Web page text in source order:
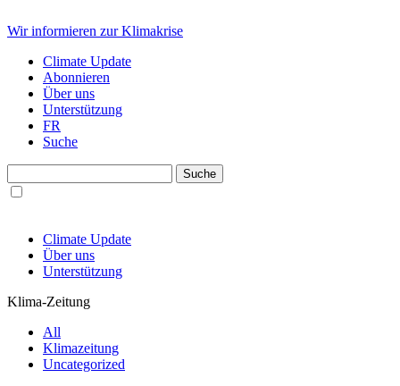
Wir informieren zur Klimakrise
Climate Update
Abonnieren
Über uns
Unterstützung
FR
Suche
Climate Update
Über uns
Unterstützung
Klima-Zeitung
All
Klimazeitung
Uncategorized